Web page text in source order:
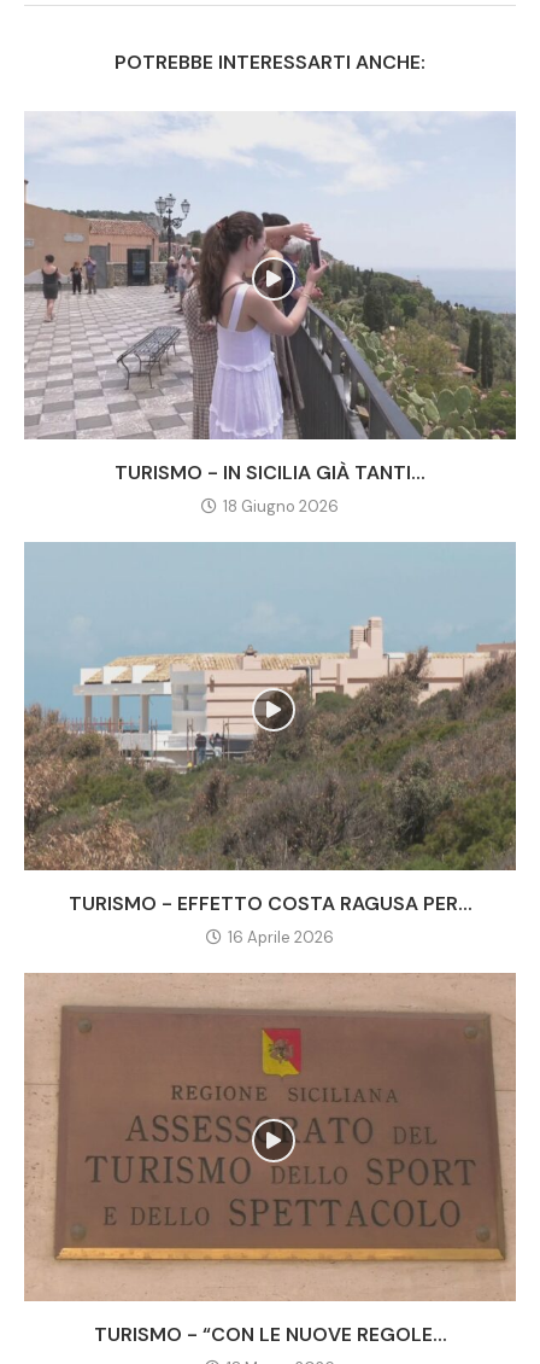
POTREBBE INTERESSARTI ANCHE:
TURISMO - IN SICILIA GIÀ TANTI...
18 Giugno 2026
TURISMO - EFFETTO COSTA RAGUSA PER...
16 Aprile 2026
TURISMO - “CON LE NUOVE REGOLE...